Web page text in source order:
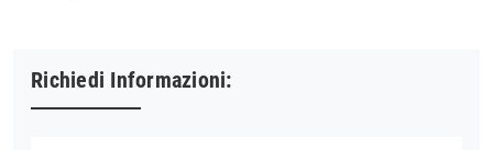
Richiedi Informazioni: